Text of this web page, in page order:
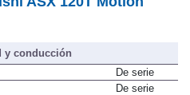
y conducción
De serie
De serie